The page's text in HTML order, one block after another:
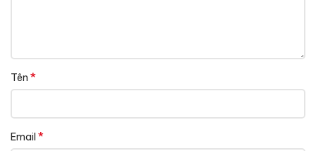
Tên *
Email *